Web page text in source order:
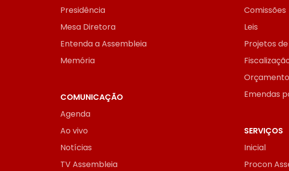
Presidência
Mesa Diretora
Entenda a Assembleia
Memória
Comissões
Leis
Projetos
Emendas
COMUNICAÇÃO
Agenda
Ao vivo
Notícias
TV Assembleia
SERVIÇOS
Inicial
Procon